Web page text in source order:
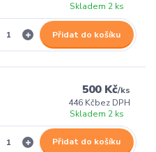
Skladem 2 ks
Přidat do košíku
500 Kč/ks
446 Kčbez DPH
Skladem 2 ks
Přidat do košíku